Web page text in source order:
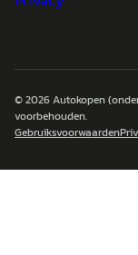
© 2026Autokopen
voorbehouden.
Gebruiksvoorwaarden